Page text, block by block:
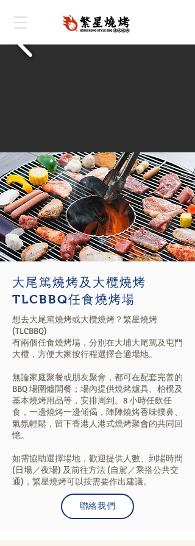
大尾篤燒烤及大欖燒烤
TLCBBQ任食燒烤場
想去大尾篤燒烤或大欖燒烤？繁星燒烤
(TLCBBQ)
有兩個任食燒烤場，分別在大埔大尾篤及屯門
大欖，方便大家按行程選擇合適場地。
無論家庭聚餐或朋友聚會，都可在配套完善的
BBQ 場圍爐開餐；場內提供燒烤爐具、枱櫈及
基本燒烤用品等，安排周到。8 小時任飲任
食，一邊燒烤一邊傾偈，陣陣燒烤香味撲鼻、
氣氛輕鬆，留下香港人港式燒烤聚會的共同回
憶。
如需協助選擇場地，歡迎提供人數、到場時間
(日場／夜場) 及前往方法 (自駕／乘搭公共交
通)，繁星燒烤可以按需要作出建議。
聯絡我們